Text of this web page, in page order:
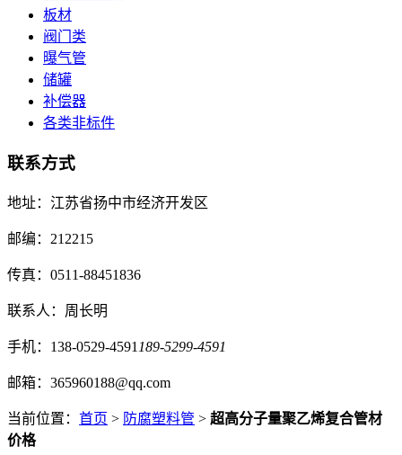
板材
阀门类
曝气管
储罐
补偿器
各类非标件
联系方式
地址：江苏省扬中市经济开发区
邮编：212215
传真：0511-88451836
联系人：周长明
手机：138-0529-4591 189-5299-4591
邮箱：365960188@qq.com
当前位置： 首页 > 防腐塑料管 > 超高分子量聚乙烯复合管材
价格